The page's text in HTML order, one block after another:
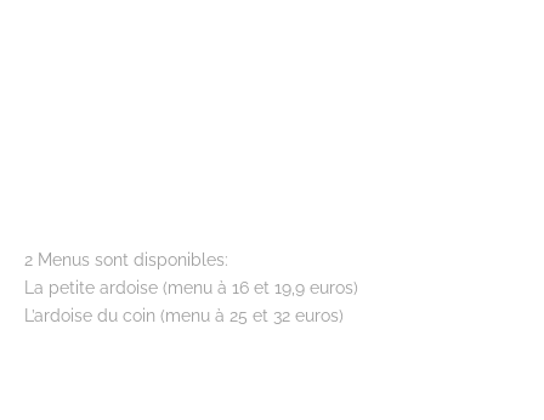
2 Menus sont disponibles:
La petite ardoise (menu à 16 et 19,9 euros)
L’ardoise du coin (menu à 25 et 32 euros)